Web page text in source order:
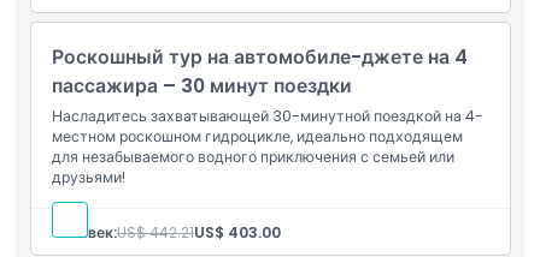
Роскошный тур на автомобиле-джете на 4
пассажира – 30 минут поездки
Насладитесь захватывающей 30-минутной поездкой на 4-
местном роскошном гидроцикле, идеально подходящем
для незабываемого водного приключения с семьей или
друзьями!
Человек:US$ 442.21US$ 403.00